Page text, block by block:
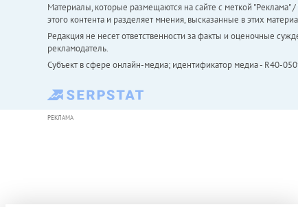
Материалы, которые размещаются на сайте с меткой "Реклама"
этого контента и разделяет мнения, высказанные в этих
Редакция не несет ответственности за факты и оценочные
рекламодатель.
Субъект в сфере онлайн-медиа; идентификатор медиа - R40-
РЕКЛАМА